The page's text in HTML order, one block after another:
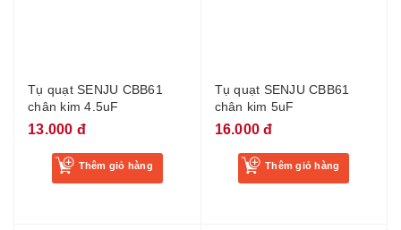
Tụ quạt SENJU CBB61
chân kim 4.5uF
13.000 đ
Thêm giỏ hàng
Tụ quạt SENJU CBB61
chân kim 5uF
16.000 đ
Thêm giỏ hàng